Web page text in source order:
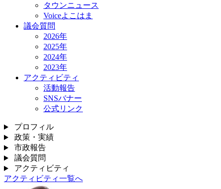
タウンニュース
Voiceよこはま
議会質問
2026年
2025年
2024年
2023年
アクティビティ
活動報告
SNSバナー
公式リンク
プロフィル
政策・実績
市政報告
議会質問
アクティビティ
アクティビティ一覧へ